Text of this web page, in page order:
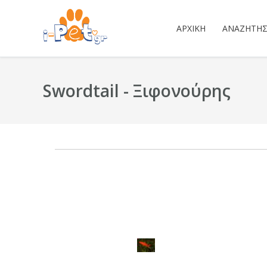
ΑΡΧΙΚΉ
Swordtail - Ξιφονούρης